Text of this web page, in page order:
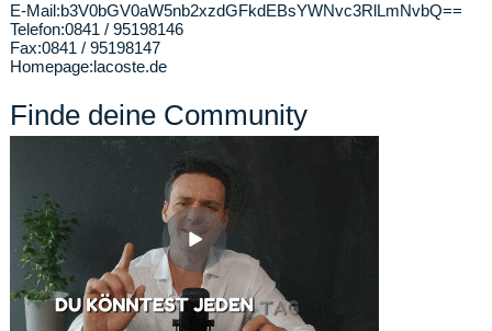
E-Mail:b3V0bGV0aW5nb2xzdGFkdEBsYWNvc3RlLmNvbQ==
Telefon:0841 / 95198146
Fax:0841 / 95198147
Homepage:lacoste.de
Finde deine Community